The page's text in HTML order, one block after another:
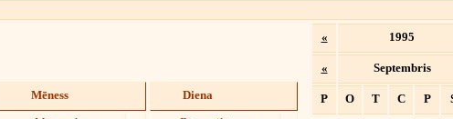
Mēness Diena
« 1995
« Septembris
P O T C P